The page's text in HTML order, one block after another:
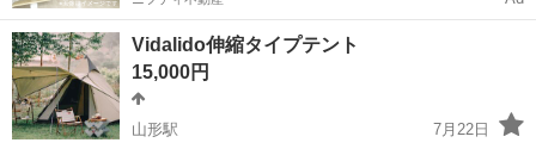
Vidalido伸縮タイプテント
15,000円
山形駅
7月22日